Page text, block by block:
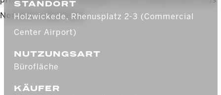
STANDORT
Holzwickede, Rhenusplatz 2-3 (Commercial
Center Airport)
NUTZUNGSART
Bürofläche
KÄUFER